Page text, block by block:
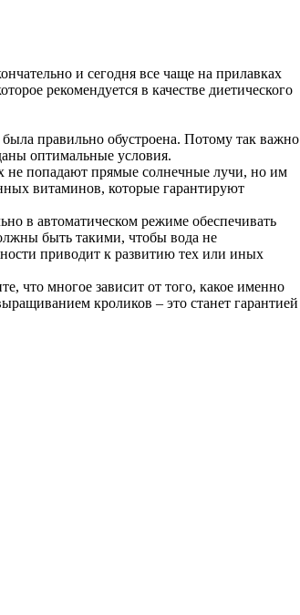
и сегодня все чаще на прилавках
рекомендуется в качестве диетического
была правильно обустроена. Потому так важно
оптимальные условия.
не попадают прямые солнечные лучи, но им
витаминов, которые гарантируют
в автоматическом режиме обеспечивать
быть такими, чтобы вода не
приводит к развитию тех или иных
что многое зависит от того, какое именно
кроликов – это станет гарантией